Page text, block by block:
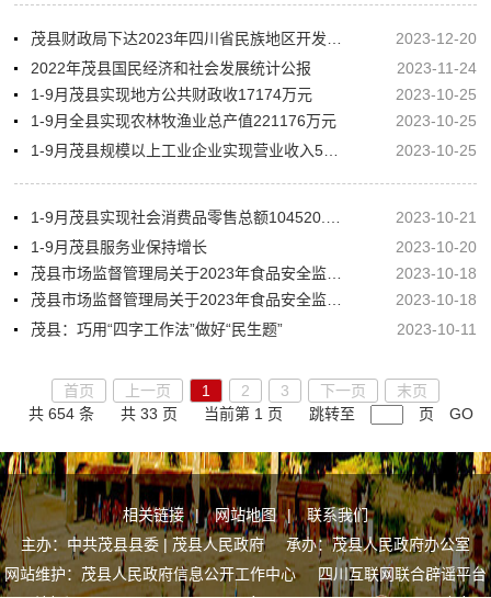
2023-12-20
2022年茂县国民经济和社会发展统计公报
2023-11-24
1-9月茂县实现地方公共财政收17174万元
2023-10-25
1-9月全县实现农林牧渔业总产值221176万元
2023-10-25
2023-10-25
2023-10-21
1-9月茂县服务业保持增长
2023-10-20
2023-10-18
2023-10-18
茂县：巧用“四字工作法”做好“民生题”
2023-10-11
首页 上一页 1 2 3 下一页
末页
共 654 条
共 33 页 当前第 1 页 跳转至 页 GO
相关链接 | 网站地图 |
联系我们
主办：中共茂县县委 | 茂县人民政府 承办：茂县人民政府办公室
网站维护：茂县人民政府信息公开工作中心 四川互联网联合辟谣平台